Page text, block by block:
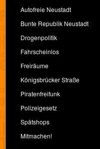
Autofreie Neustadt
Bunte Republik Neustadt
Drogenpolitik
Fahrscheinlos
Freiräume
Königsbrücker Straße
Piratenfreifunk
Polizeigesetz
Spätshops
Mitmachen!